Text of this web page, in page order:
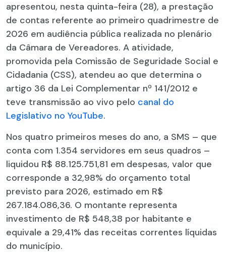
apresentou, nesta quinta-feira (28), a prestação
de contas referente ao primeiro quadrimestre de
2026 em audiência pública realizada no plenário
da Câmara de Vereadores. A atividade,
promovida pela Comissão de Seguridade Social e
Cidadania (CSS), atendeu ao que determina o
artigo 36 da Lei Complementar nº 141/2012 e
teve transmissão ao vivo pelo canal do
Legislativo no YouTube.
Nos quatro primeiros meses do ano, a SMS – que
conta com 1.354 servidores em seus quadros –
liquidou R$ 88.125.751,81 em despesas, valor que
corresponde a 32,98% do orçamento total
previsto para 2026, estimado em R$
267.184.086,36. O montante representa
investimento de R$ 548,38 por habitante e
equivale a 29,41% das receitas correntes líquidas
do município.